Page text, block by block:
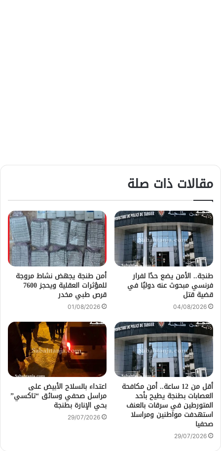
مقالات ذات صلة
طنجة.. الأمن يضع حدًا لفرار
فرنسي مبحوث عنه دوليًا في
قضية قتل
04/08/2026
أمن طنجة يجهض نشاط مروجة
للمؤثرات العقلية ويحجز 7600
قرص طبي مخدر
01/08/2026
أقل من 12 ساعة.. أمن مكافحة
العصابات بطنجة يطيح بأحد
المتورطين في سرقات بالعنف
استهدفت مواطنين ومراسلا
صحفيا
29/07/2026
اعتداء بالسلاح الأبيض على
مراسل صحفي وسائق “تاكسي”
بحي الإنارة بطنجة
29/07/2026